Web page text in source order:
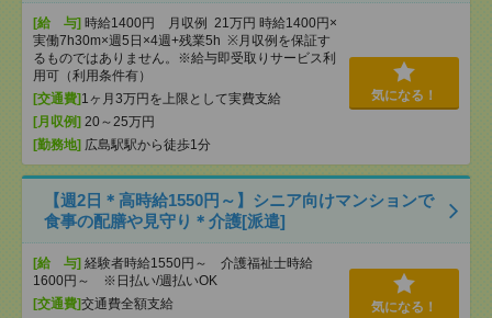
[給 与] 時給1400円 月収例 21万円 時給1400円×
実働7h30m×週5日×4週+残業5h ※月収例を保証す
るものではありません。※給与即受取りサービス利
用可（利用条件有）
[交通費] 1ヶ月3万円を上限として実費支給
[月収例] 20～25万円
[勤務地] 広島駅駅から徒歩1分
気になる！
【週2日＊高時給1550円～】シニア向けマンションで
食事の配膳や見守り＊介護[派遣]
[給 与] 経験者時給1550円～ 介護福祉士時給
1600円～ ※日払い/週払いOK
[交通費]交通費全額支給
気になる！